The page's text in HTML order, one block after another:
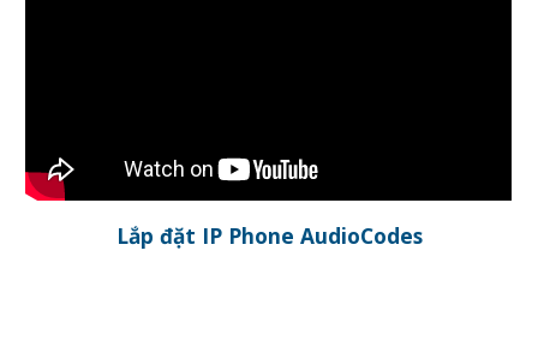
Lắp đặt IP Phone AudioCodes